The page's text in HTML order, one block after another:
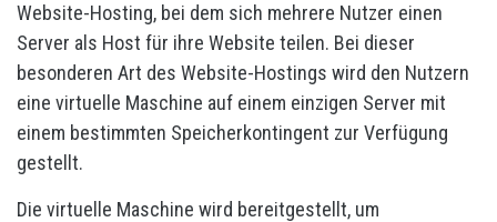
Website-Hosting, bei dem sich mehrere Nutzer einen
Server als Host für ihre Website teilen. Bei dieser
besonderen Art des Website-Hostings wird den Nutzern
eine virtuelle Maschine auf einem einzigen Server mit
einem bestimmten Speicherkontingent zur Verfügung
gestellt.
Die virtuelle Maschine wird bereitgestellt, um